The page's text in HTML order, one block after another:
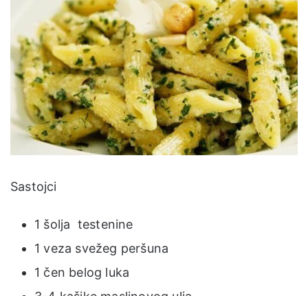
Sastojci
1 šolja testenine
1 veza svežeg peršuna
1 čen belog luka